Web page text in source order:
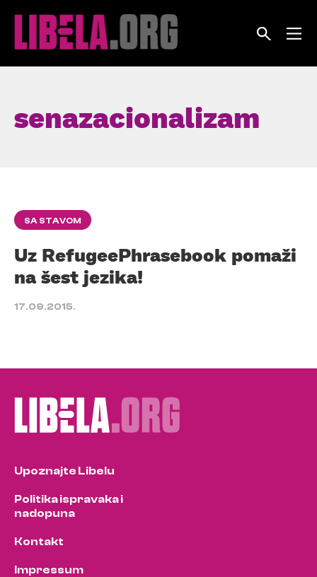
senazacionalizam
SA STAVOM
Uz RefugeePhrasebook pomaži
na šest jezika!
17.09.2015.
Upoznajte Libelu
Politika ispravaka i
nadopuna
Kontakt
Impressum